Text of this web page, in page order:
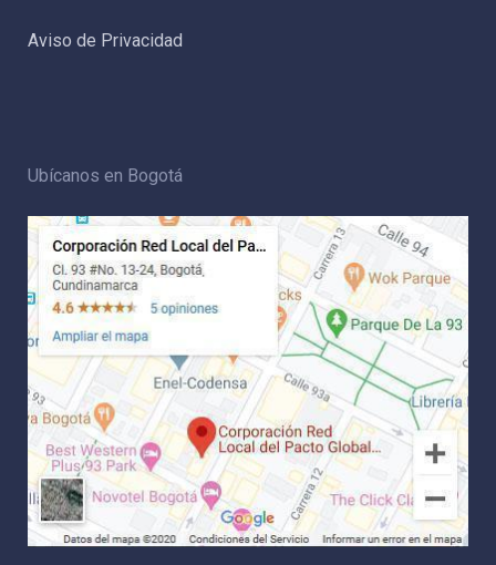
Aviso de Privacidad
Ubícanos en Bogotá